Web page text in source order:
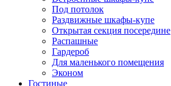
Под потолок
Раздвижные шкафы-купе
Открытая секция посередине
Распашные
Гардероб
Для маленького помещения
Эконом
Гостиные